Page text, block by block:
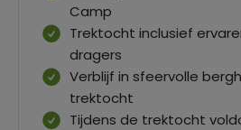
Camp
Trektocht inclusief
dragers
Verblijf in sfeervolle
trektocht
Tijdens de trektocht